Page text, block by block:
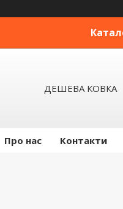
ДЕШЕВА КОВКА
Про нас Контакти